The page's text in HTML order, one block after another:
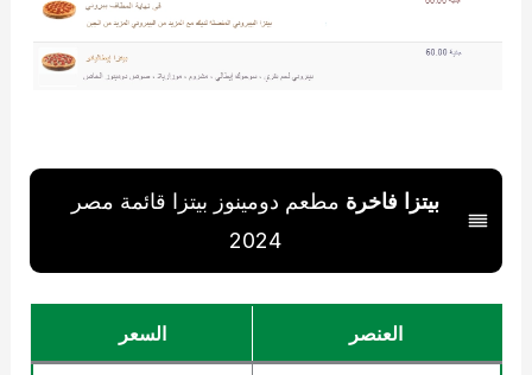
بيتزا فاخرة مطعم دومينوز بيتزا قائمة مصر
2024
العنصر السعر